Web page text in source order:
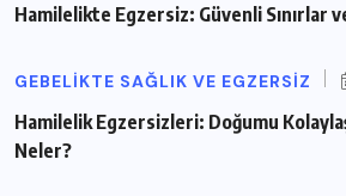
Hamilelikte Egzersiz: Güvenli Sınırlar
GEBELIKTE SAĞLIK VE EGZERSIZ
Hamilelik Egzersizleri: Doğumu
Neler?